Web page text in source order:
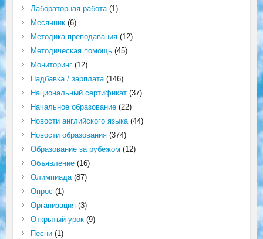
Лабораторная работа(1)
Месячник(6)
Методика преподавания(12)
Методическая помощь(45)
Мониторинг(12)
Надбавка / зарплата(146)
Национальный сертификат(37)
Начальное образование(22)
Новости английского языка(44)
Новости образования(374)
Образование за рубежом (12)
Объявление(16)
Олимпиада(87)
Опрос (1)
Организация(3)
Открытый урок(9)
Песни(1)